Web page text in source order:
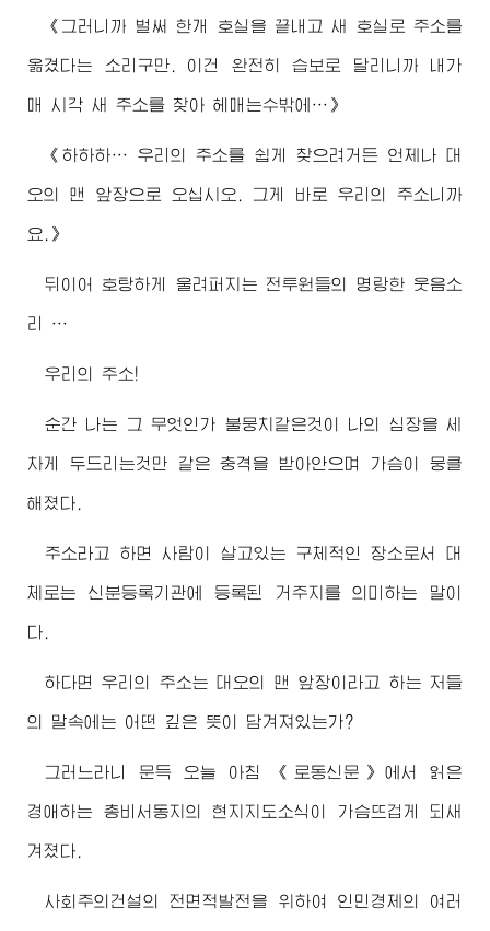
《그러니까 벌써 한개 호실을 끝내고 새 호실로 주소를
옮겼다는 소리구만. 이건 완전히 습보로 달리니까 내가
매 시각 새 주소를 찾아 헤매는수밖에…》
《하하하… 우리의 주소를 쉽게 찾으려거든 언제나 대
오의 맨 앞장으로 오십시오. 그게 바로 우리의 주소니까
요.》
뒤이어 호탕하게 울려퍼지는 전투원들의 명랑한 웃음소
리 …
우리의 주소!
순간 나는 그 무엇인가 불뭉치같은것이 나의 심장을 세
차게 두드리는것만 같은 충격을 받아안으며 가슴이 뭉클
해졌다.
주소라고 하면 사람이 살고있는 구체적인 장소로서 대
체로는 신분등록기관에 등록된 거주지를 의미하는 말이
다.
하다면 우리의 주소는 대오의 맨 앞장이라고 하는 저들
의 말속에는 어떤 깊은 뜻이 담겨져있는가?
그러느라니 문득 오늘 아침 《로동신문》에서 읽은
경애하는 총비서동지 의 현지지도소식이 가슴뜨겁게 되새
겨졌다.
사회주의건설의 전면적발전을 위하여 인민경제의 여러